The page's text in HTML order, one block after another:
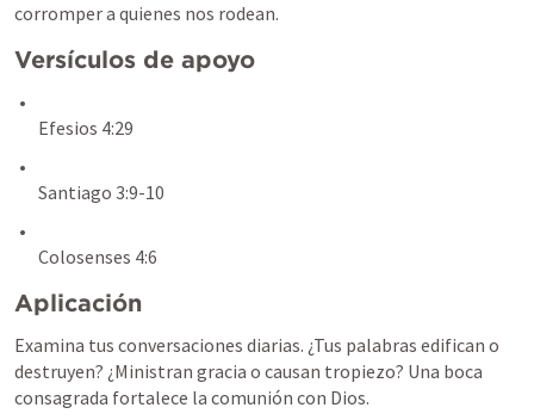
corromper a quienes nos rodean.
Versículos de apoyo
Efesios 4:29
Santiago 3:9-10
Colosenses 4:6
Aplicación
Examina tus conversaciones diarias. ¿Tus palabras edifican o
destruyen? ¿Ministran gracia o causan tropiezo? Una boca
consagrada fortalece la comunión con Dios.